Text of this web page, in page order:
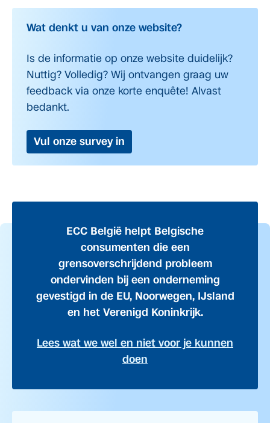
Wat denkt u van onze website?
Is de informatie op onze website duidelijk?
Nuttig? Volledig? Wij ontvangen graag uw
feedback via onze korte enquête! Alvast
bedankt.
Vul onze survey in
ECC België helpt Belgische
consumenten die een
grensoverschrijdend probleem
ondervinden bij een onderneming
gevestigd in de EU, Noorwegen, IJsland
en het Verenigd Koninkrijk.
Lees wat we wel en niet voor je kunnen
doen